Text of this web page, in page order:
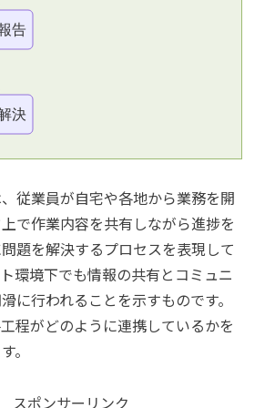
告
決
従業員が自宅や各地から業務を開
で作業内容を共有しながら進捗を
題を解決するプロセスを表現して
環境下でも情報の共有とコミュニ
に行われることを示すものです。
程がどのように連携しているかを
。
スポンサーリンク